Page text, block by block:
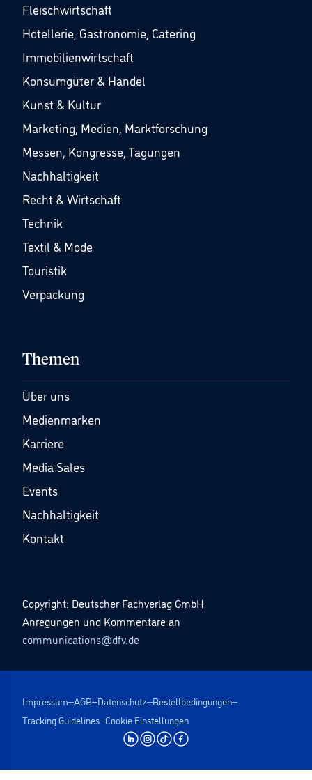
Fleischwirtschaft
Hotellerie, Gastronomie, Catering
Immobilienwirtschaft
Konsumgüter & Handel
Kunst & Kultur
Marketing, Medien, Marktforschung
Messen, Kongresse, Tagungen
Nachhaltigkeit
Recht & Wirtschaft
Technik
Textil & Mode
Touristik
Verpackung
Themen
Über uns
Medienmarken
Karriere
Media Sales
Events
Nachhaltigkeit
Kontakt
Copyright: Deutscher Fachverlag GmbH
Anregungen und Kommentare an
communications@dfv.de
Impressum AGB Datenschutz Bestellbedingungen
Tracking Guidelines Cookie Einstellungen